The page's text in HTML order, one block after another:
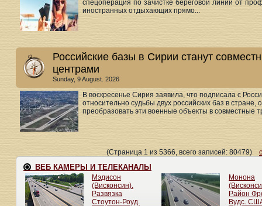
спецоперация по зачистке береговой линии от
иностранных отдыхающих прямо...
Российские базы в Сирии станут
центрами
Sunday, 9 August. 2026
В воскресенье Сирия заявила, что подписала с
относительно судьбы двух российских баз в стране,
преобразовать эти военные объекты в совместные
(Страница 1 из 5366, всего записей: 80479)